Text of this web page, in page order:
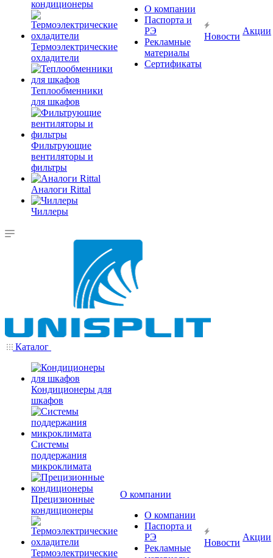
кондиционеры
Термоэлектрические
охладители
Теплообменники
для шкафов
Фильтрующие
вентиляторы и
фильтры
Аналоги Rittal
Чиллеры
О компании
Паспорта и
РЭ
Рекламные
материалы
Сертификаты
Новости
Акции
Каталог
Кондиционеры для
шкафов
Системы
поддержания
микроклимата
Прецизионные
кондиционеры
Термоэлектрические
О компании
О компании
Паспорта и
РЭ
Рекламные
Новости
Акции